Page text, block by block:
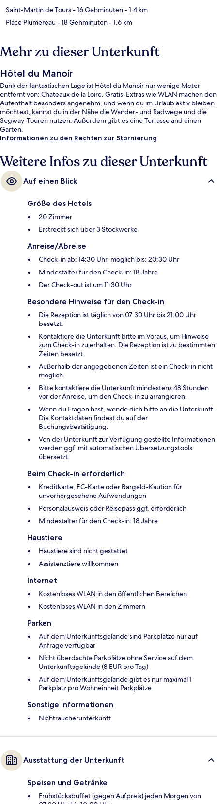
Saint-Martin de Tours- 16 Gehminuten- 1.4 km
Place Plumereau- 18 Gehminuten- 1.6 km
Mehr zu dieser Unterkunft
Hôtel du Manoir
Dank der fantastischen Lage ist Hôtel du Manoir nur wenige Meter
entfernt von: Chateaux de la Loire. Gratis-Extras wie WLAN machen den
Aufenthalt besonders angenehm, und wenn du im Urlaub aktiv bleiben
möchtest, kannst du in der Nähe die Wander- und Radwege und die
Segway-Touren nutzen. Außerdem gibt es eine Terrasse and einen
Garten.
Informationen zu den Rechten zur Stornierung
Weitere Infos zu dieser Unterkunft
Auf einen Blick
Größe des Hotels
20 Zimmer
Erstreckt sich über 3 Stockwerke
Anreise/Abreise
Check-in ab: 14:30 Uhr, möglich bis: 20:30 Uhr
Mindestalter für den Check-in: 18 Jahre
Der Check-out ist um 11:30 Uhr
Besondere Hinweise für den Check-in
Die Rezeption ist täglich von 07:30 Uhr bis 21:00 Uhr
besetzt.
Kontaktiere die Unterkunft bitte im Voraus, um Hinweise
zum Check-in zu erhalten. Die Rezeption ist zu bestimmten
Zeiten besetzt.
Außerhalb der angegebenen Zeiten ist ein Check-in nicht
möglich.
Bitte kontaktiere die Unterkunft mindestens 48 Stunden
vor der Anreise, um den Check-in zu arrangieren.
Wenn du Fragen hast, wende dich bitte an die Unterkunft.
Die Kontaktdaten findest du auf der
Buchungsbestätigung.
Von der Unterkunft zur Verfügung gestellte Informationen
werden ggf. mit automatischen Übersetzungstools
übersetzt.
Beim Check-in erforderlich
Kreditkarte, EC-Karte oder Bargeld-Kaution für
unvorhergesehene Aufwendungen
Personalausweis oder Reisepass ggf. erforderlich
Mindestalter für den Check-in: 18 Jahre
Haustiere
Haustiere sind nicht gestattet
Assistenztiere willkommen
Internet
Kostenloses WLAN in den öffentlichen Bereichen
Kostenloses WLAN in den Zimmern
Parken
Auf dem Unterkunftsgelände sind Parkplätze nur auf
Anfrage verfügbar
Nicht überdachte Parkplätze ohne Service auf dem
Unterkunftsgelände (8 EUR pro Tag)
Auf dem Unterkunftsgelände gibt es nur maximal 1
Parkplatz pro Wohneinheit Parkplätze
Sonstige Informationen
Nichtraucherunterkunft
Ausstattung der Unterkunft
Speisen und Getränke
Frühstücksbuffet (gegen Aufpreis) jeden Morgen von